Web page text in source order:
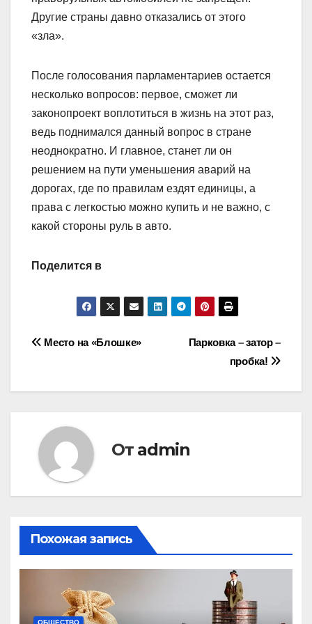
Другие страны давно отказались от этого
«зла».
После голосования парламентариев остается
несколько вопросов: первое, сможет ли
законопроект воплотиться в жизнь на этот раз,
ведь поднимался данный вопрос в стране
неоднократно. И главное, станет ли он
решением на пути уменьшения аварий на
дорогах, где по правилам ездят единицы, а
права с легкостью можно купить и не важно, с
какой стороны руль в авто.
Поделится в
Навигация
Парковка – затор –
пробка!
Место на «Блошке»
От admin
Похожая запись